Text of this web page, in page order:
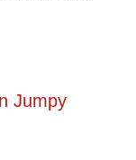
Jumpy